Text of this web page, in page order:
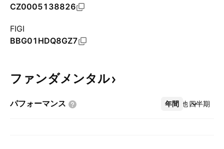
CZ0005138826
FIGI
BBG01HDQ8GZ7
ファンダメンタル
パフォーマンス 年間 四半期
その他